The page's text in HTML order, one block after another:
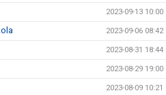
2023-09-13 10:00
2023-09-06 08:42
2023-08-31 18:44
2023-08-29 19:00
2023-08-09 10:21